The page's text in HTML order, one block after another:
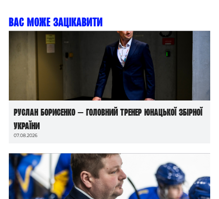
Вас може зацікавити
Руслан Борисенко — головний тренер юнацької збірної
України
07.08.2026